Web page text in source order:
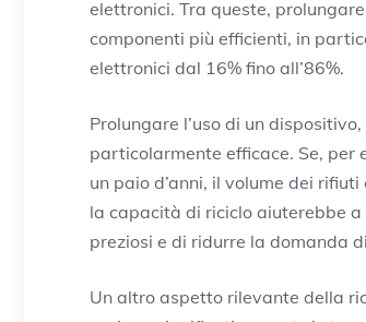
elettronici. Tra queste,
componenti più efficienti, in
elettronici dal 16% fino all’86%.
Prolungare l’uso di un
particolarmente efficace. Se, per
un paio d’anni, il volume dei
la capacità di riciclo aiuterebbe
preziosi e di ridurre la domanda
Un altro aspetto rilevante della